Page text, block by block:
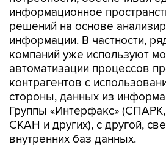
информационное
решений на основе
информации. В частности,
компаний уже используют
автоматизации процессов
контрагентов с
стороны, данных из
Группы «Интерфакс»
СКАН и других), с другой,
внутренних баз данных.